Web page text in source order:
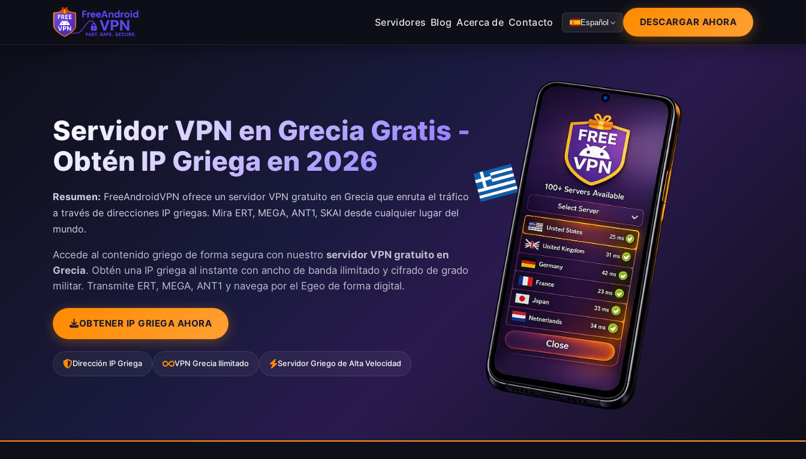
Saltar al contenido principal
Servidores Blog Acerca de Contacto Español DESCARGAR AHORA
Servidor VPN en Grecia Gratis -
Obtén IP Griega en 2026
Resumen: FreeAndroidVPN ofrece un servidor VPN gratuito en Grecia que enruta el tráfico
a través de direcciones IP griegas. Mira ERT, MEGA, ANT1, SKAI desde cualquier lugar del
mundo.
Accede al contenido griego de forma segura con nuestro servidor VPN gratuito en
Grecia. Obtén una IP griega al instante con ancho de banda ilimitado y cifrado de grado
militar. Transmite ERT, MEGA, ANT1 y navega por el Egeo de forma digital.
OBTENER IP GRIEGA AHORA
Dirección IP Griega VPN Grecia Ilimitado Servidor Griego de Alta Velocidad